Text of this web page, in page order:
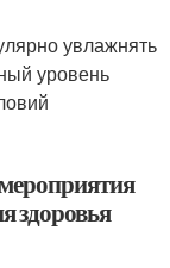
увлажнять
уровень
здоровья